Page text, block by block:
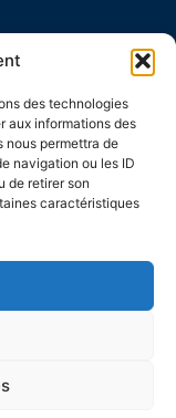
des technologies
aux informations des
nous permettra de
navigation ou les ID
de retirer son
caractéristiques